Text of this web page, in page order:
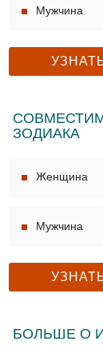
Мужчина
ЗОДИАКА
Женщина
Мужчина
БОЛЬШЕ О